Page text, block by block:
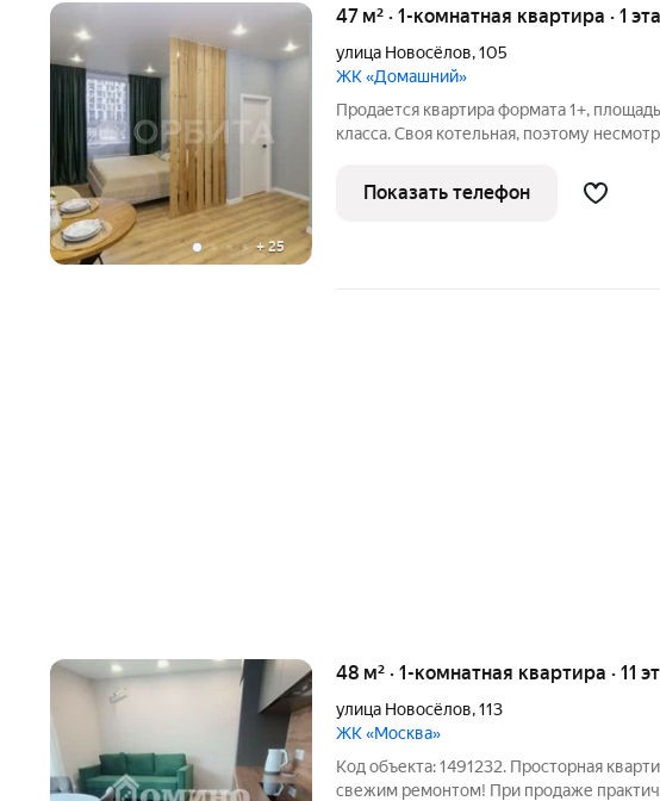
+ 25
47 м² · 1-комнатная квартира · 1
улица Новосёлов,105
ЖК «Домашний»
Продается квартира формата 1+,
класса. Своя котельная, поэтому
периметру и в подъезде, закрытый двор.
развита. Рядом
Показать телефон
48 м² · 1-комнатная квартира · 11
улица Новосёлов,113
ЖК «Москва»
Код объекта: 1491232. Просторная
свежим ремонтом! При продаже